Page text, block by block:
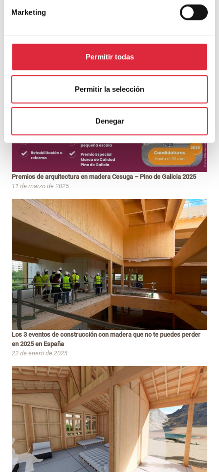
Marketing
Permitir todas
Permitir la selección
Denegar
Premios de arquitectura en madera Cesuga – Pino de Galicia 2025
11 de marzo de 2025
Los 3 eventos de construcción con madera que no te puedes perder
en 2025 en España
22 de enero de 2025